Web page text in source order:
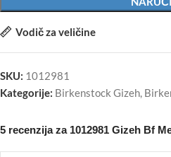
Vodič za veličine
SKU: 1012981
Kategorije: Birkenstock Gizeh
5 recenzija za 1012981 Gizeh Bf